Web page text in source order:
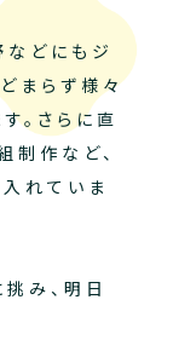
どにもジ
まらず様々
。さらに直
制作など、
れていま
み、明日